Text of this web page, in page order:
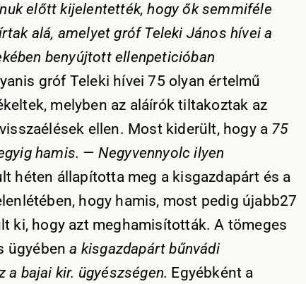
előtt kijelentették, hogy ők semmiféle
alá, amelyet gróf Teleki János hívei a
benyújtott ellenpeticióban
gróf Teleki hívei 75 olyan értelmű
melyben az aláírók tiltakoztak az
ellen. Most kiderült, hogy a 75
hamis. — Negyvennyolc ilyen
héten állapította meg a kisgazdapárt és a
hogy hamis, most pedig újabb27
ki, hogy azt meghamisították. A tömeges
ügyébena kisgazdapárt bűnvádi
bajai kir. ügyészségen. Egyébként a